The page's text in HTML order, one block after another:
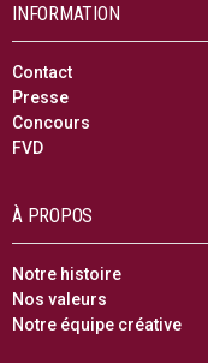
INFORMATION
Contact
Presse
Concours
FVD
À PROPOS
Notre histoire
Nos valeurs
Notre équipe créative